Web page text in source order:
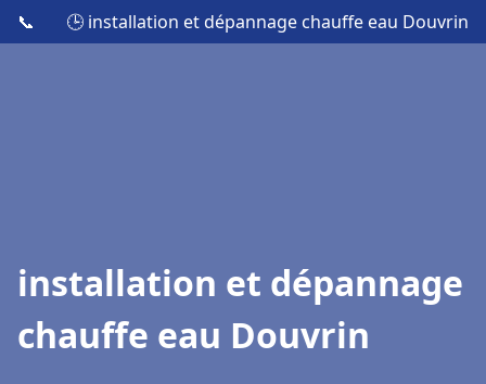
📞 🕒 installation et dépannage chauffe eau Douvrin
installation et dépannage
chauffe eau Douvrin